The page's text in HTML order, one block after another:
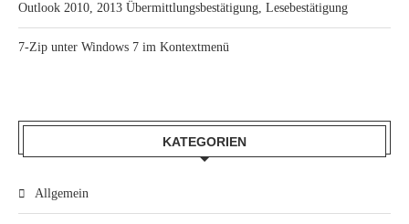
Outlook 2010, 2013 Übermittlungsbestätigung, Lesebestätigung
7-Zip unter Windows 7 im Kontextmenü
KATEGORIEN
Allgemein